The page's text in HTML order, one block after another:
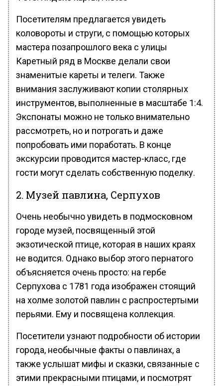
Посетителям предлагается увидеть
коловороты и струги, с помощью которых
мастера позапрошлого века с улицы
Каретный ряд в Москве делали свои
знаменитые кареты и телеги. Также
внимания заслуживают копии столярных
инструментов, выполненные в масштабе 1:4.
Экспонаты можно не только внимательно
рассмотреть, но и потрогать и даже
попробовать ими поработать. В конце
экскурсии проводится мастер-класс, где
гости могут сделать собственную поделку.
2. Музей павлина, Серпухов
Очень необычно увидеть в подмосковном
городе музей, посвященный этой
экзотической птице, которая в наших краях
не водится. Однако выбор этого пернатого
объясняется очень просто: на гербе
Серпухова с 1781 года изображен стоящий
на холме золотой павлин с распростертыми
перьями. Ему и посвящена коллекция.
Посетители узнают подробности об истории
города, необычные факты о павлинах, а
также услышат мифы и сказки, связанные с
этими прекрасными птицами, и посмотрят